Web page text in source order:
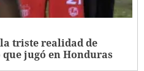
triste realidad de
jugó en Honduras